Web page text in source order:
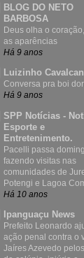
BLOG DO NETO
BARBOSA
Deus olha o
as aparências
Há 9 anos
Luizinho
Conversa pra boi
Há 9 anos
SPP Notícias -
Esporte e
Entretenimento.
Pacelli passa
fazendo visitas nas
comunidades de
Potengi e Lagoa
Há 10 anos
Ipanguaçu News
Prefeito Leonardo
ação penal contra o
Jaíres Azevedo